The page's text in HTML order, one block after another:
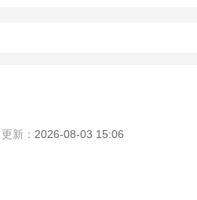
更新： 2026-08-03 15:06